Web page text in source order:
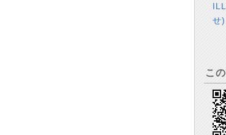
せ)
こ